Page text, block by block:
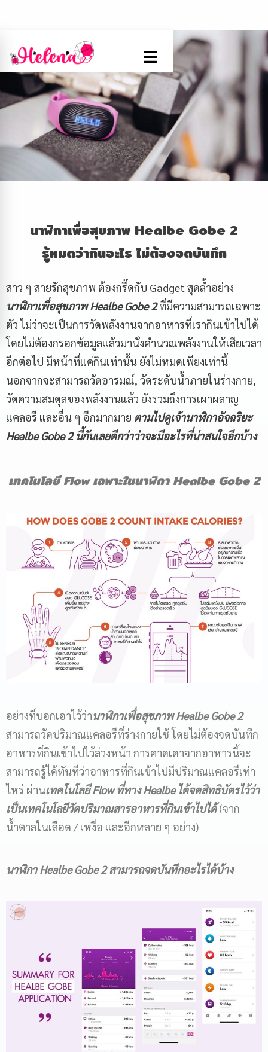
นาฬิกาเพื่อสุขภาพ Healbe Gobe 2
รู้หมดว่ากินอะไร ไม่ต้องจดบันทึก
สาว ๆ สายรักสุขภาพ ต้องกรี๊ดกับ Gadget สุดล้ำอย่าง
นาฬิกาเพื่อสุขภาพHealbe Gobe2ที่มีความสามารถเฉพาะ
ตัว ไม่ว่าจะเป็นการวัดพลังงานจากอาหารที่เรากินเข้าไปได้
โดยไม่ต้องกรอกข้อมูลแล้วมานั่งคำนวณพลังงานให้เสียเวลา
อีกต่อไป มีหน้าที่แค่กินเท่านั้น ยังไม่หมดเพียงเท่านี้
นอกจากจะสามารถวัดอารมณ์, วัดระดับน้ำภายในร่างกาย,
วัดความสมดุลของพลังงานแล้ว ยังรวมถึงการเผาผลาญ
แคลอรี และอื่น ๆ อีกมากมาย ตามไปดูเจ้านาฬิกาอัจฉริยะ
Healbe Gobe2 นี้กันเลยดีกว่าว่าจะมีอะไรที่น่าสนใจอีกบ้าง
เทคโนโลยีFlow เฉพาะในนาฬิกาHealbe Gobe 2
อย่างที่บอกเอาไว้ว่านาฬิกาเพื่อสุขภาพHealbe Gobe 2
สามารถวัดปริมาณแคลอรีที่ร่างกายใช้ โดยไม่ต้องจดบันทึก
อาหารที่กินเข้าไปไว้ล่วงหน้า การคาดเดาจากอาหารนี้จะ
สามารถรู้ได้ทันทีว่าอาหารที่กินเข้าไปมีปริมาณแคลอรีเท่า
ไหร่ ผ่านเทคโนโลยีFlowที่ทางHealbe ได้จดสิทธิบัตรไว้ว่า
เป็นเทคโนโลยีวัดปริมาณสารอาหารที่กินเข้าไปได้(จาก
น้ำตาลในเลือด / เหงื่อ และอีกหลาย ๆ อย่าง)
นาฬิกาHealbe Gobe 2 สามารถจดบันทึกอะไรได้บ้าง